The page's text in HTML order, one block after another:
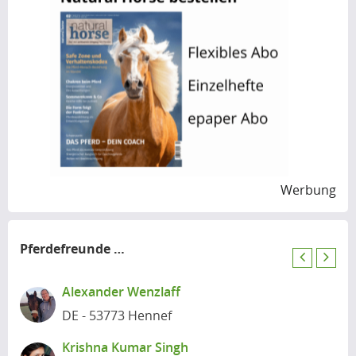
Werbung
Pferdefreunde
in der Nähe
Alexander Wenzlaff
DE - 53773 Hennef
Krishna Kumar Singh
P
N